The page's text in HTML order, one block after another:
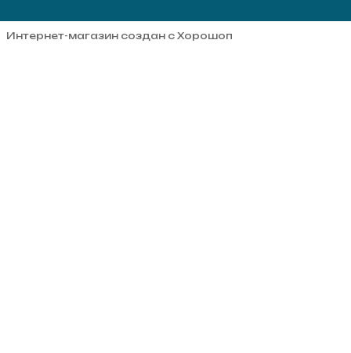
Интернет-магазин создан с Хорошоп